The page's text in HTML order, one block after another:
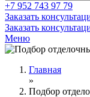
+7 952 743 97 79
Заказать
Заказать
Меню
Главная
»
Подбор